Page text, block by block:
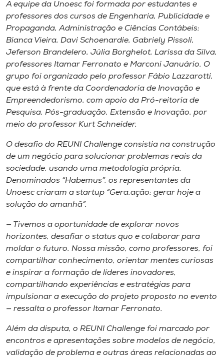
Museu
Unoesc
Store
Selecione
o idioma
A+
A-
A equipe da Unoesc foi formada por estudantes e
professores dos cursos de Engenharia, Publicidade e
Propaganda, Administração e Ciências Contábeis:
Bianca Vieira, Davi Schoenardie, Gabriely Pissoli,
Jeferson Brandelero, Júlia Borghelot, Larissa da Silva,
professores Itamar Ferronato e Marconi Januário. O
grupo foi organizado pelo professor Fábio Lazzarotti,
que está à frente da Coordenadoria de Inovação e
Empreendedorismo, com apoio da Pró-reitoria de
Pesquisa, Pós-graduação, Extensão e Inovação, por
meio do professor Kurt Schneider.
O desafio do REUNI Challenge consistia na construção
de um negócio para solucionar problemas reais da
sociedade, usando uma metodologia própria.
Denominados “Habemus”, os representantes da
Unoesc criaram a startup “Gera.ação: gerar hoje a
solução do amanhã”.
— Tivemos a oportunidade de explorar novos
horizontes, desafiar o status quo e colaborar para
moldar o futuro. Nossa missão, como professores, foi
compartilhar conhecimento, orientar mentes curiosas
e inspirar a formação de líderes inovadores,
compartilhando experiências e estratégias para
impulsionar a execução do projeto proposto no evento
— ressalta o professor Itamar Ferronato.
Além da disputa, o REUNI Challenge foi marcado por
encontros e apresentações sobre modelos de negócio,
validação de problema e outras áreas relacionadas ao